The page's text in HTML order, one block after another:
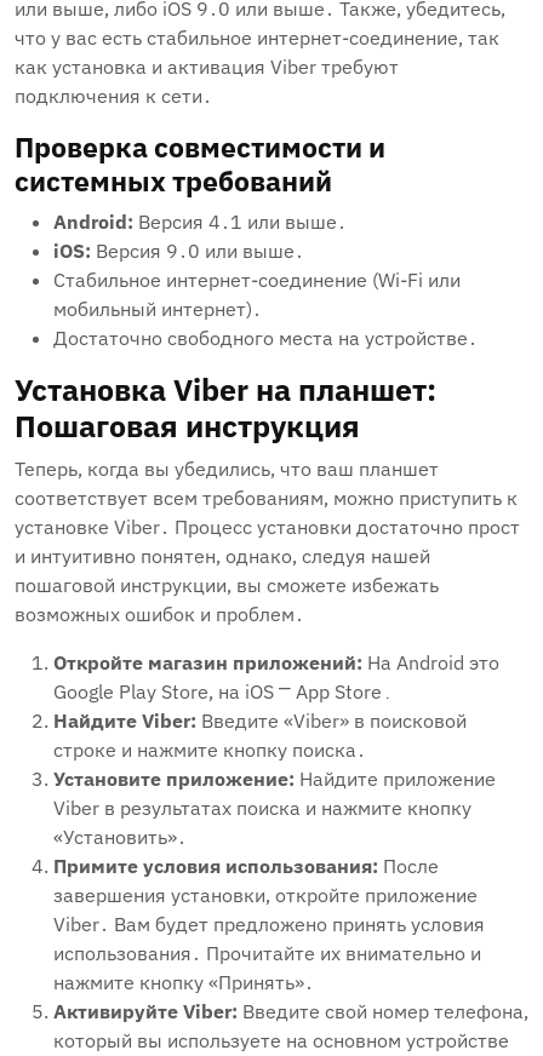
или выше‚ либо iOS 9․0 или выше․ Также‚ убедитесь‚
что у вас есть стабильное интернет-соединение‚ так
как установка и активация Viber требуют
подключения к сети․
Проверка совместимости и
системных требований
Android: Версия 4․1 или выше․
iOS: Версия 9․0 или выше․
Стабильное интернет-соединение (Wi-Fi или
мобильный интернет)․
Достаточно свободного места на устройстве․
Установка Viber на планшет:
Пошаговая инструкция
Теперь‚ когда вы убедились‚ что ваш планшет
соответствует всем требованиям‚ можно приступить к
установке Viber․ Процесс установки достаточно прост
и интуитивно понятен‚ однако‚ следуя нашей
пошаговой инструкции‚ вы сможете избежать
возможных ошибок и проблем․
Откройте магазин приложений: На Android это
Google Play Store‚ на iOS ⎻ App Store․
Найдите Viber: Введите «Viber» в поисковой
строке и нажмите кнопку поиска․
Установите приложение: Найдите приложение
Viber в результатах поиска и нажмите кнопку
«Установить»․
Примите условия использования: После
завершения установки‚ откройте приложение
Viber․ Вам будет предложено принять условия
использования․ Прочитайте их внимательно и
нажмите кнопку «Принять»․
Активируйте Viber: Введите свой номер телефона‚
который вы используете на основном устройстве